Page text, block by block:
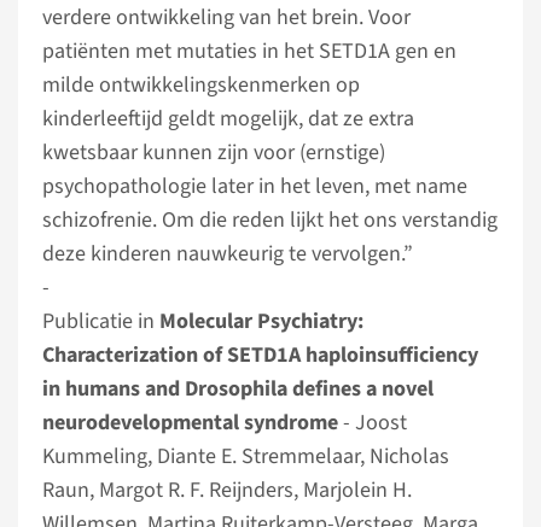
verdere ontwikkeling van het brein. Voor
patiënten met mutaties in het SETD1A gen en
milde ontwikkelingskenmerken op
kinderleeftijd geldt mogelijk, dat ze extra
kwetsbaar kunnen zijn voor (ernstige)
psychopathologie later in het leven, met name
schizofrenie. Om die reden lijkt het ons verstandig
deze kinderen nauwkeurig te vervolgen.”
­­­­­­­­­­­­­­­­­-
Publicatie in Molecular Psychiatry:
Characterization of SETD1A haploinsufficiency
in humans and Drosophila defines a novel
neurodevelopmental syndrome- Joost
Kummeling, Diante E. Stremmelaar, Nicholas
Raun, Margot R. F. Reijnders, Marjolein H.